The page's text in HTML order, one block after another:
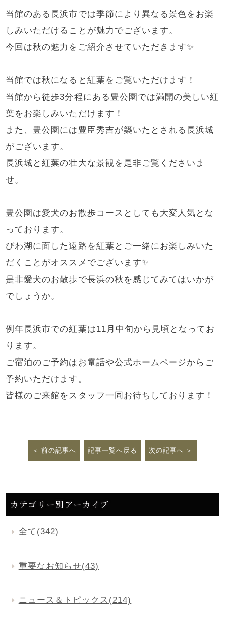
当館のある長浜市では季節により異なる景色をお楽
しみいただけることが魅力でございます。
今回は秋の魅力をご紹介させていただきます✨
当館では秋になると紅葉をご覧いただけます！
当館から徒歩3分程にある豊公園では満開の美しい紅
葉をお楽しみいただけます！
また、豊公園には豊臣秀吉が築いたとされる長浜城
がございます。
長浜城と紅葉の壮大な景観を是非ご覧くださいま
せ。
豊公園は愛犬のお散歩コースとしても大変人気とな
っております。
びわ湖に面した遠路を紅葉とご一緒にお楽しみいた
だくことがオススメでございます✨
是非愛犬のお散歩で長浜の秋を感じてみてはいかが
でしょうか。
例年長浜市での紅葉は11月中旬から見頃となってお
ります。
ご宿泊のご予約はお電話や公式ホームページからご
予約いただけます。
皆様のご来館をスタッフ一同お待ちしております！
前の記事へ 記事一覧へ戻る 次の記事へ
カテゴリー別アーカイブ
全て(342)
重要なお知らせ(43)
ニュース＆トピックス(214)